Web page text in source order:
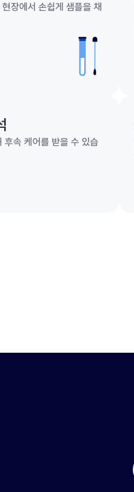
장에서 손쉽게 샘플을 채
후속 케어를 받을 수 있습